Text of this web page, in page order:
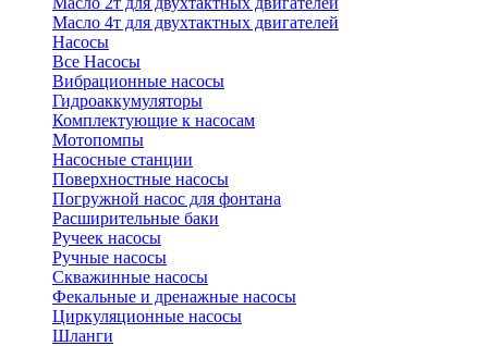
Масло 4т для двухтактных двигателей
Насосы
Все Насосы
Вибрационные насосы
Гидроаккумуляторы
Комплектующие к насосам
Мотопомпы
Насосные станции
Поверхностные насосы
Погружной насос для фонтана
Расширительные баки
Ручеек насосы
Ручные насосы
Скважинные насосы
Фекальные и дренажные насосы
Циркуляционные насосы
Шланги